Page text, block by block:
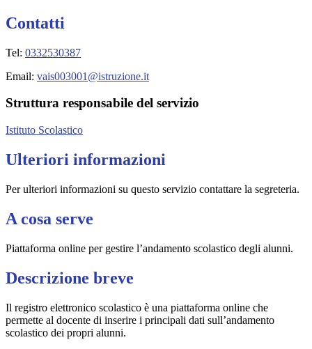
Contatti
Tel: 0332530387
Email: vais003001@istruzione.it
Struttura responsabile del servizio
Istituto Scolastico
Ulteriori informazioni
Per ulteriori informazioni su questo servizio contattare la segreteria.
A cosa serve
Piattaforma online per gestire l’andamento scolastico degli alunni.
Descrizione breve
Il registro elettronico scolastico è una piattaforma online che
permette al docente di inserire i principali dati sull’andamento
scolastico dei propri alunni.